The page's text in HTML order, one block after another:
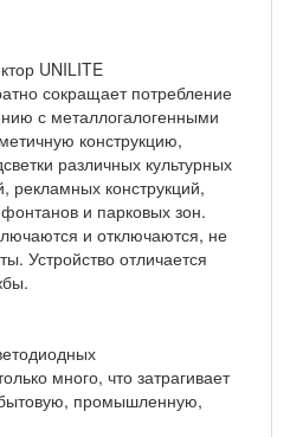
UNILITE
сокращает потребление
с металлогалогенными
конструкцию,
различных культурных
рекламных конструкций,
и парковых зон.
и отключаются, не
Устройство отличается
много, что затрагивает
промышленную,